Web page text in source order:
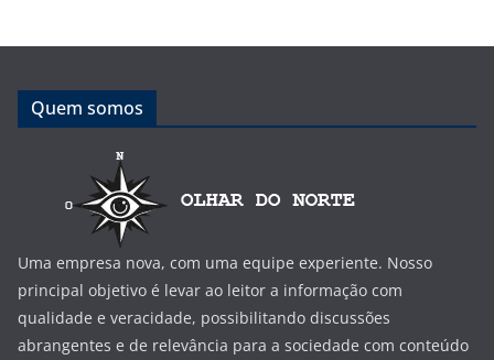
Quem somos
Uma empresa nova, com uma equipe experiente. Nosso
principal objetivo é levar ao leitor a informação com
qualidade e veracidade, possibilitando discussões
abrangentes e de relevância para a sociedade com conteúdo